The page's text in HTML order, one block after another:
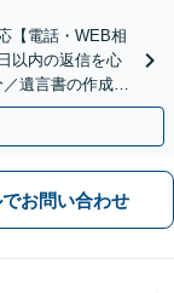
【電話・WEB相
以内の返信を心
遺言書の作成・
あり】
でお問い合わせ